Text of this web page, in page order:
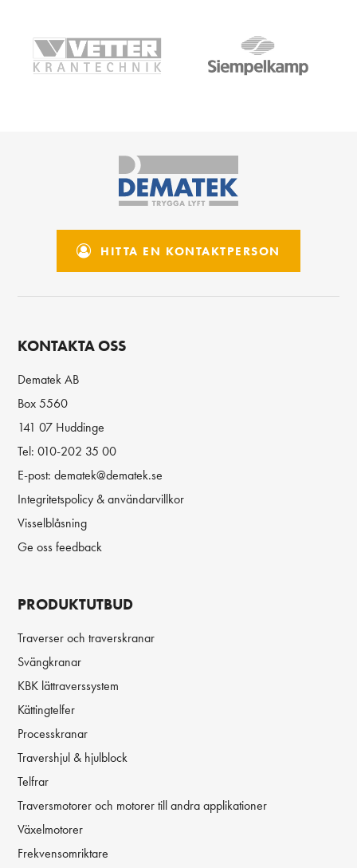
HITTA EN KONTAKTPERSON
KONTAKTA OSS
Dematek AB
Box 5560
141 07 Huddinge
Tel:010-202 35 00
E-post:dematek@dematek.se
Integritetspolicy & användarvillkor
Visselblåsning
Ge oss feedback
PRODUKTUTBUD
Traverser och traverskranar
Svängkranar
KBK lättraverssystem
Kättingtelfer
Processkranar
Travershjul & hjulblock
Telfrar
Traversmotorer och motorer till andra applikationer
Växelmotorer
Frekvensomriktare